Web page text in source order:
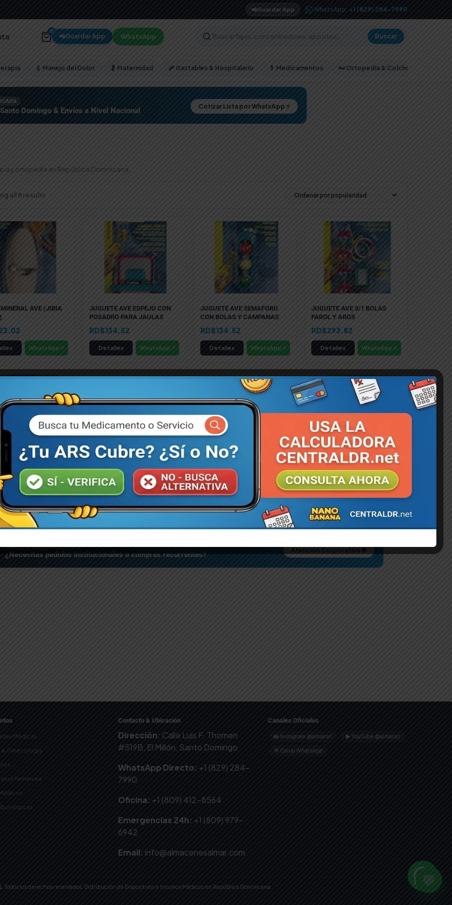
📲Guardar App WhatsApp: +1 (829) 284-7990
0
📲Guardar App WhatsApp Buscar
💉 Manejo del Dolor 🤰 Maternidad 🩹 Gastables & Hospitalario 💊 Medicamentos 🛏️ Ortopedia & Colchones
Domingo & Envíos a Nivel Nacional Cotizar Lista por WhatsApp ⚡
y ortopedia en República Dominicana.
all 8 resultsSorted
MINERAL AVE (JIBIA
WhatsApp ⚡
JUGUETE AVE ESPEJO CON
POSADRO PARA JAULAS
RD$134.52
Detalles WhatsApp ⚡
JUGUETE AVE SEMAFORO
CON BOLAS Y CAMPANAS
RD$134.52
Detalles WhatsApp ⚡
JUGUETE AVE 3/1 BOLAS
FAROL Y AROS
RD$293.82
Detalles WhatsApp ⚡
AVE COLUMPIO
ESPEJO
COMEDERO AVE (PLASTICO,
7.5OZ)
RD$153.40
COMEDERO AVE (PLASTICO,
2OZ)
RD$76.70
WhatsApp ⚡
BEBEDERO AVE TUBULAR
(MEDIUM)
RD$134.52
WhatsApp ⚡
¿Necesitas pedidos institucionales o compras recurrentes? Atención Corporativa 💬
Médicas
Ginecología
Femenina
Contacto & Ubicación
Dirección: Calle Luis F. Thomen
#519B, El Millón, Santo Domingo
WhatsApp Directo: +1 (829) 284-
7990
Oficina: +1 (809) 412-8564
Emergencias 24h: +1 (809) 979-
6942
Email: info@almacenesalmar.com
Canales Oficiales
📸 Instagram @almarsrl ▶ YouTube @almarsrl
💬 Canal WhatsApp
. Todos los derechos reservados. Distribución de Dispositivos e Insumos Médicos en República Dominicana. 💬